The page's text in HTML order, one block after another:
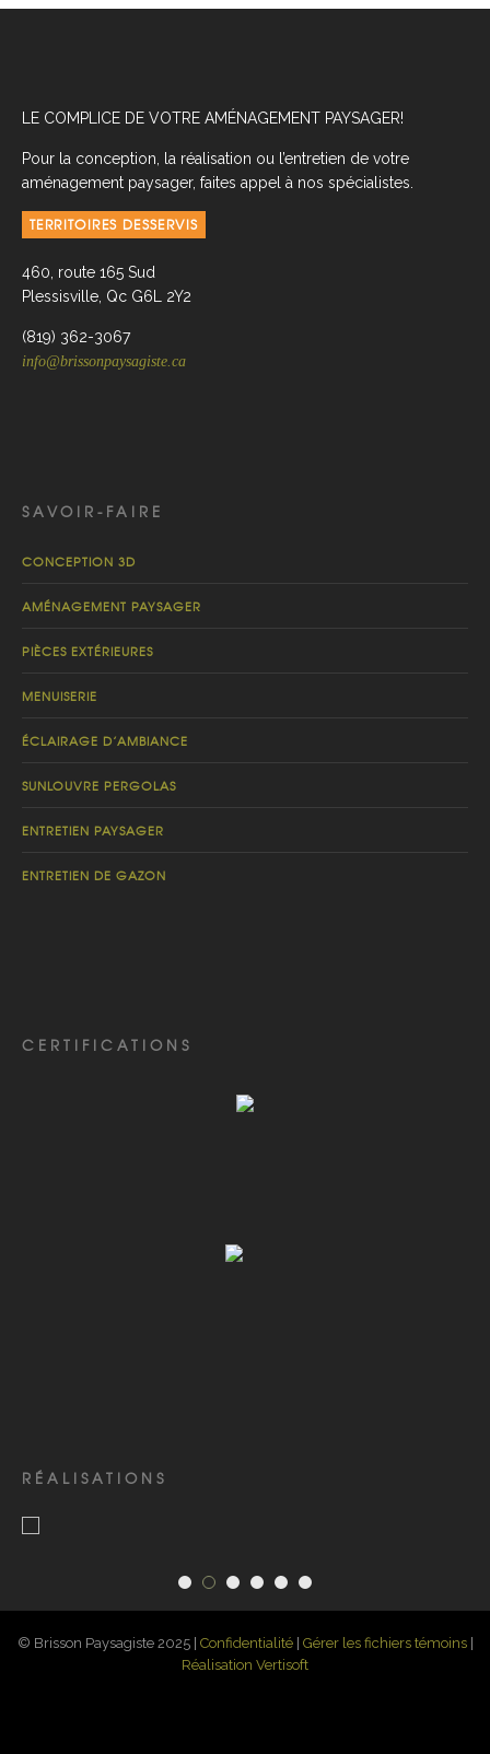
LE COMPLICE DE VOTRE AMÉNAGEMENT PAYSAGER!
Pour la conception, la réalisation ou l’entretien de votre
aménagement paysager, faites appel à nos spécialistes.
TERRITOIRES DESSERVIS
460, route 165 Sud
Plessisville, Qc G6L 2Y2
(819) 362-3067
info@brissonpaysagiste.ca
SAVOIR-FAIRE
CONCEPTION 3D
AMÉNAGEMENT PAYSAGER
PIÈCES EXTÉRIEURES
MENUISERIE
ÉCLAIRAGE D’AMBIANCE
SUNLOUVRE PERGOLAS
ENTRETIEN PAYSAGER
ENTRETIEN DE GAZON
CERTIFICATIONS
RÉALISATIONS
© Brisson Paysagiste 2025 | Confidentialité| Gérer les fichiers témoins|
Réalisation Vertisoft